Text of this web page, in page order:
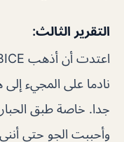
التقرير الثالث:
نادما على المجيء إلى
جدا. خاصة طبق
وأحببت الجو حتى